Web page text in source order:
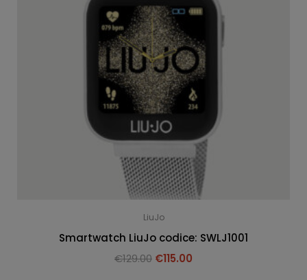
LiuJo
Smartwatch LiuJo codice: SWLJ1001
€129.00 €115.00